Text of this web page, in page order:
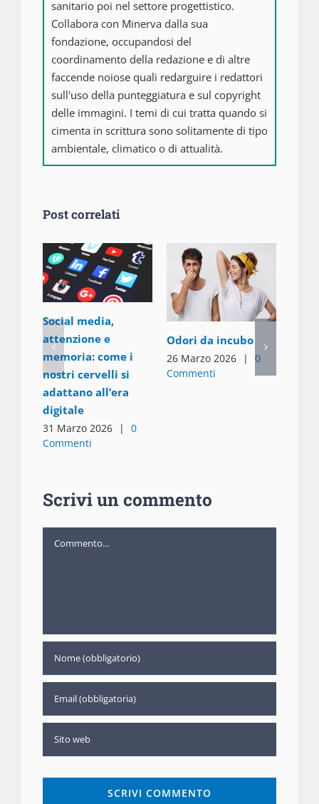
sanitario poi nel settore progettistico.
Collabora con Minerva dalla sua
fondazione, occupandosi del
coordinamento della redazione e di altre
faccende noiose quali redarguire i redattori
sull'uso della punteggiatura e sul copyright
delle immagini. I temi di cui tratta quando si
cimenta in scrittura sono solitamente di tipo
ambientale, climatico o di attualità.
Post correlati
Social media,
attenzione e
memoria: come i
nostri cervelli si
adattano all’era
digitale
31 Marzo 2026 |
0
Commenti
Odori da incubo
26 Marzo 2026 |
0
Commenti
Scrivi un commento